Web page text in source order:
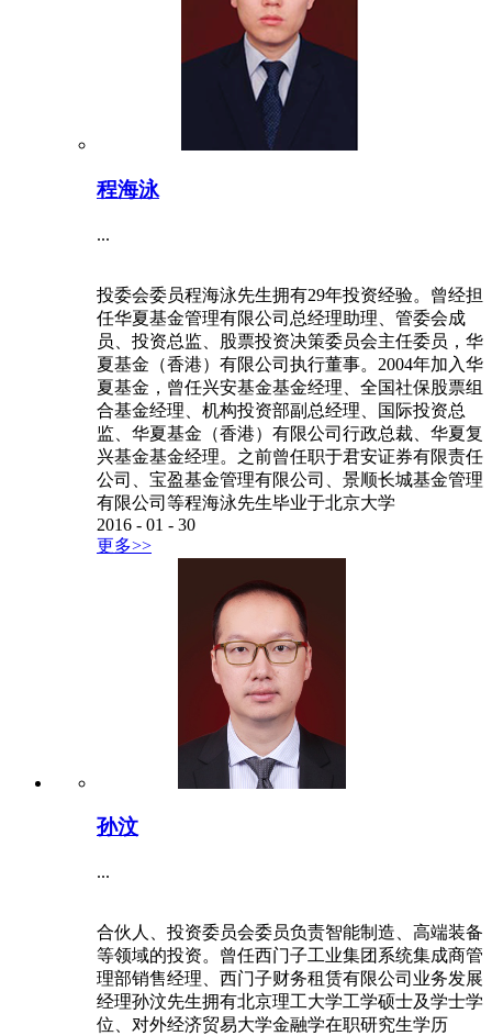
程海泳
...
投委会委员程海泳先生拥有29年投资经验。曾经担
任华夏基金管理有限公司总经理助理、管委会成
员、投资总监、股票投资决策委员会主任委员，华
夏基金（香港）有限公司执行董事。2004年加入华
夏基金，曾任兴安基金基金经理、全国社保股票组
合基金经理、机构投资部副总经理、国际投资总
监、华夏基金（香港）有限公司行政总裁、华夏复
兴基金基金经理。之前曾任职于君安证券有限责任
公司、宝盈基金管理有限公司、景顺长城基金管理
有限公司等程海泳先生毕业于北京大学
2016 - 01 - 30
更多>>
孙汶
...
合伙人、投资委员会委员负责智能制造、高端装备
等领域的投资。曾任西门子工业集团系统集成商管
理部销售经理、西门子财务租赁有限公司业务发展
经理孙汶先生拥有北京理工大学工学硕士及学士学
位、对外经济贸易大学金融学在职研究生学历